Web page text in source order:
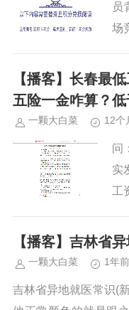
员
场
司
【播客】长春最
五险一金咋算？
一颗大白菜 12个
问
实
工
人
应
【播客】吉林省
一颗大白菜 1年前
吉林省异地就医常识(